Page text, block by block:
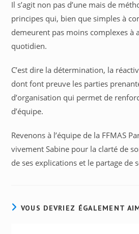
Il s’agit non pas d’une mais de
principes qui, bien que simples à
demeurent pas moins complexes à
quotidien.
C’est dire la détermination, la
dont font preuve les parties
d’organisation qui permet de
d’équipe.
Revenons à l’équipe de la FFMAS
vivement Sabine pour la clarté de
de ses explications et le partage de
VOUS DEVRIEZ ÉGALEMENT